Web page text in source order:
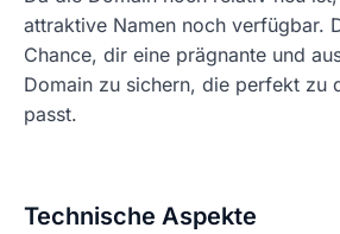
attraktive Namen noch verfügbar.
Chance, dir eine prägnante und
Domain zu sichern, die perfekt zu
passt.
Technische Aspekte